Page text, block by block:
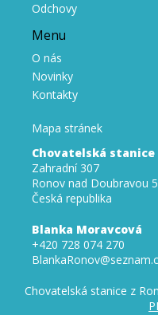
Odchovy
Menu
O nás
Novinky
Kontakty
Mapa stránek
Chovatelská
Zahradní 307
Ronov nad Doubravou
Česká republika
Blanka Moravcová
+420 728 074 270
Chovatelská stanice z